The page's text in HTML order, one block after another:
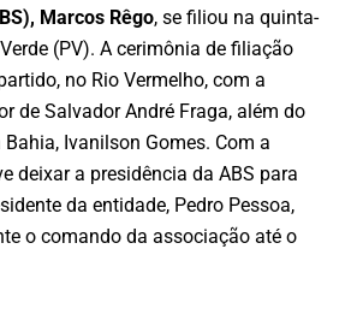
Marcos Rêgo, se filiou na quinta-
(PV). A cerimônia de filiação
no Rio Vermelho, com a
de Salvador André Fraga, além do
Bahia, Ivanilson Gomes. Com a
deixar a presidência da ABS para
da entidade, Pedro Pessoa,
o comando da associação até o